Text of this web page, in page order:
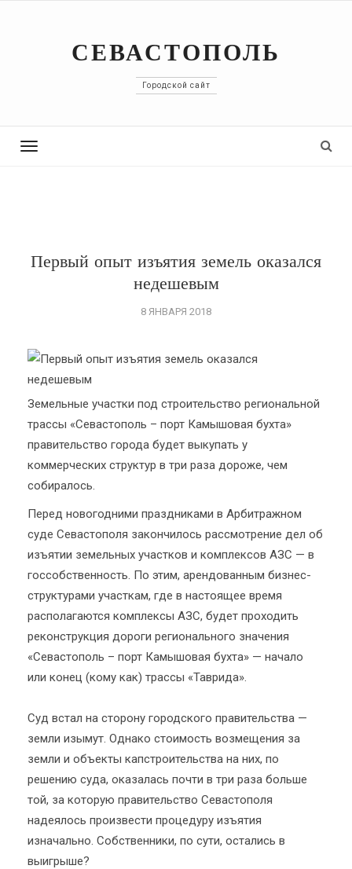
СЕВАСТОПОЛЬ
Городской сайт
Toggle
Первый опыт изъятия земель оказался
недешевым
8 ЯНВАРЯ 2018
Земельные участки под строительство региональной
трассы «Севастополь – порт Камышовая бухта»
правительство города будет выкупать у
коммерческих структур в три раза дороже, чем
собиралось.
Перед новогодними праздниками в Арбитражном
суде Севастополя закончилось рассмотрение дел об
изъятии земельных участков и комплексов АЗС — в
госсобственность. По этим, арендованным бизнес-
структурами участкам, где в настоящее время
располагаются комплексы АЗС, будет проходить
реконструкция дороги регионального значения
«Севастополь – порт Камышовая бухта» — начало
или конец (кому как) трассы «Таврида».
Суд встал на сторону городского правительства —
земли изымут. Однако стоимость возмещения за
земли и объекты капстроительства на них, по
решению суда, оказалась почти в три раза больше
той, за которую правительство Севастополя
надеялось произвести процедуру изъятия
изначально. Собственники, по сути, остались в
выигрыше?